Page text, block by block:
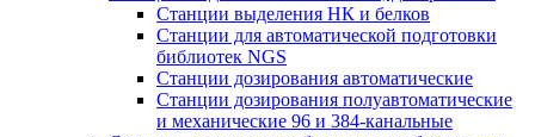
Станции выделения НК и белков
Станции для автоматической подготовки
библиотек NGS
Станции дозирования автоматические
Станции дозирования полуавтоматические
и механические 96 и 384-канальные